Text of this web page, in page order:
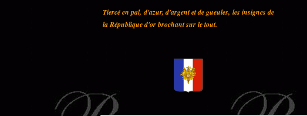
Tiercé en pal, d'azur, d'argent et de gueules, les insignes de
la République d'or brochant sur le tout.